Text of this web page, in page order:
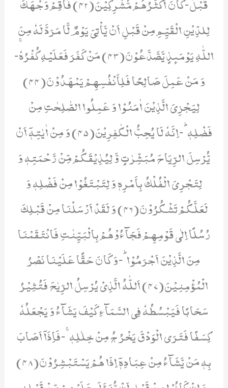
لِلدِّیْنِ الْقَیِّمِ مِنْ قَبْلِ اَنْ یَّاْتِیَ یَوْمٌ لَّا مَرَدَّ لَهٗ مِنَ
اللّٰهِ یَوْمَىٕذٍ یَّصَّدَّعُوْنَ(43) مَنْ كَفَرَ فَعَلَیْهِ كُفْرُهٗۚ-
وَ مَنْ عَمِلَ صَالِحًا فَلِاَنْفُسِهِمْ یَمْهَدُوْنَ(44)
لِیَجْزِیَ الَّذِیْنَ اٰمَنُوْا وَ عَمِلُوا الصّٰلِحٰتِ مِنْ
فَضْلِهٖؕ-اِنَّهٗ لَا یُحِبُّ الْكٰفِرِیْنَ(45) وَ مِنْ اٰیٰتِهٖۤ اَنْ
یُّرْسِلَ الرِّیَاحَ مُبَشِّرٰتٍ وَّ لِیُذِیْقَكُمْ مِّنْ رَّحْمَتِهٖ وَ
لِتَجْرِیَ الْفُلْكُ بِاَمْرِهٖ وَ لِتَبْتَغُوْا مِنْ فَضْلِهٖ وَ
لَعَلَّكُمْ تَشْكُرُوْنَ(46) وَ لَقَدْ اَرْسَلْنَا مِنْ قَبْلِكَ
رُسُلًا اِلٰى قَوْمِهِمْ فَجَآءُوْهُمْ بِالْبَیِّنٰتِ فَانْتَقَمْنَا
مِنَ الَّذِیْنَ اَجْرَمُوْاؕ-وَ كَانَ حَقًّا عَلَیْنَا نَصْرُ
الْمُؤْمِنِیْنَ(47) اَللّٰهُ الَّذِیْ یُرْسِلُ الرِّیٰحَ فَتُثِیْرُ
سَحَابًا فَیَبْسُطُهٗ فِی السَّمَآءِ كَیْفَ یَشَآءُ وَ یَجْعَلُهٗ
كِسَفًا فَتَرَى الْوَدْقَ یَخْرُ جُ مِنْ خِلٰلِهٖۚ-فَاِذَاۤ اَصَابَ
بِهٖ مَنْ یَّشَآءُ مِنْ عِبَادِهٖۤ اِذَا هُمْ یَسْتَبْشِرُوْنَ(48)